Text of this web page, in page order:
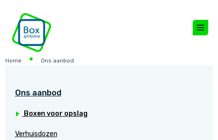
Home Ons aanbod
Ons aanbod
Boxen voor opslag
Verhuisdozen